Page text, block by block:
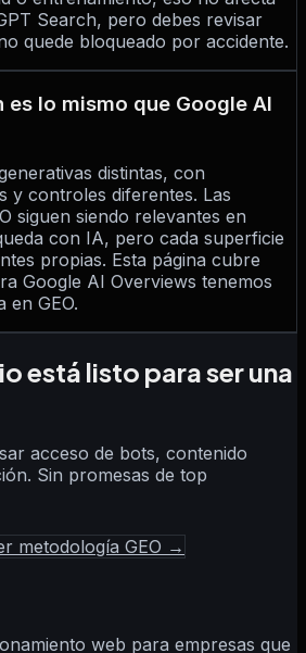
Search, pero debes revisar
quede bloqueado por accidente.
es lo mismo que Google AI
distintas, con
y controles diferentes. Las
siguen siendo relevantes en
con IA, pero cada superficie
propias. Esta página cubre
Google AI Overviews tenemos
en GEO.
está listo para ser una
acceso de bots, contenido
Sin promesas de top
metodología GEO →
web para empresas que